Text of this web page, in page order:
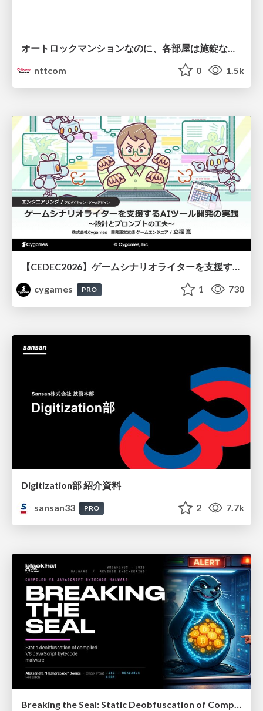
nttcom
0 1.5k
【CEDEC2026】ゲームシナリオライターを支援するAIツール開発の実践 ― 設計とプロンプトの工夫 ―
cygames
PRO 1 730
Digitization部 紹介資料
sansan33
PRO 2 7.7k